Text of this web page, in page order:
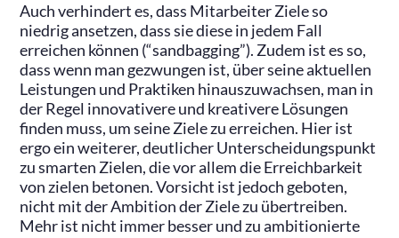
Auch verhindert es, dass Mitarbeiter Ziele so
niedrig ansetzen, dass sie diese in jedem Fall
erreichen können (“sandbagging”). Zudem ist es so,
dass wenn man gezwungen ist, über seine aktuellen
Leistungen und Praktiken hinauszuwachsen, man in
der Regel innovativere und kreativere Lösungen
finden muss, um seine Ziele zu erreichen. Hier ist
ergo ein weiterer, deutlicher Unterscheidungspunkt
zu smarten Zielen, die vor allem die Erreichbarkeit
von zielen betonen. Vorsicht ist jedoch geboten,
nicht mit der Ambition der Ziele zu übertreiben.
Mehr ist nicht immer besser und zu ambitionierte